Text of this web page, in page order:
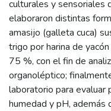
culturales y sensoriales
elaboraron distintas
amasijo (galleta cuca)
trigo por harina de
75 %, con el fin de
organoléptico;
laboratorio para evaluar
humedad y pH, además